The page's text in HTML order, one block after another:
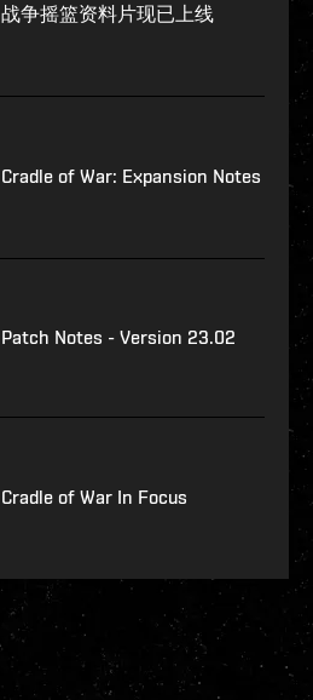
战争摇篮资料片现已上线
Cradle of War: Expansion Notes
Patch Notes - Version 23.02
Cradle of War In Focus